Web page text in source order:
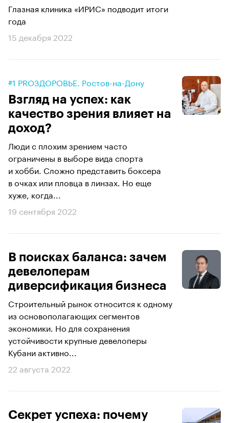
Глазная клиника «ИРИС» подводит итоги
года
15 декабря 2022
#1 PROЗДОРОВЬЕ. Ростов-на-Дону
Взгляд на успех: как
качество зрения влияет на
доход?
Люди с плохим зрением часто
ограничены в выборе вида спорта
и хобби. Сложно представить боксера
в очках или пловца в линзах. Но еще
хуже, когда...
19 сентября 2022
В поисках баланса: зачем
девелоперам
диверсификация бизнеса
Строительный рынок относится к одному
из основополагающих сегментов
экономики. Но для сохранения
устойчивости крупные девелоперы
Кубани активно...
22 августа 2022
Секрет успеха: почему